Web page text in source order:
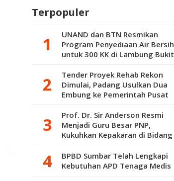
Terpopuler
UNAND dan BTN Resmikan
Program Penyediaan Air Bersih
untuk 300 KK di Lambung Bukit
Tender Proyek Rehab Rekon
Dimulai, Padang Usulkan Dua
Embung ke Pemerintah Pusat
Prof. Dr. Sir Anderson Resmi
Menjadi Guru Besar PNP,
Kukuhkan Kepakaran di Bidang
BPBD Sumbar Telah Lengkapi
Kebutuhan APD Tenaga Medis